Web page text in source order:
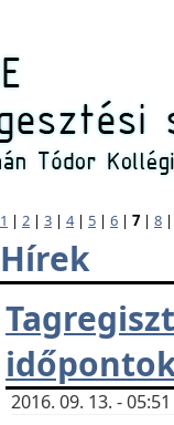
1 | 2 | 3 | 4| 5 | 6 | 7 | 8
Hírek
2016. 09. 13. -